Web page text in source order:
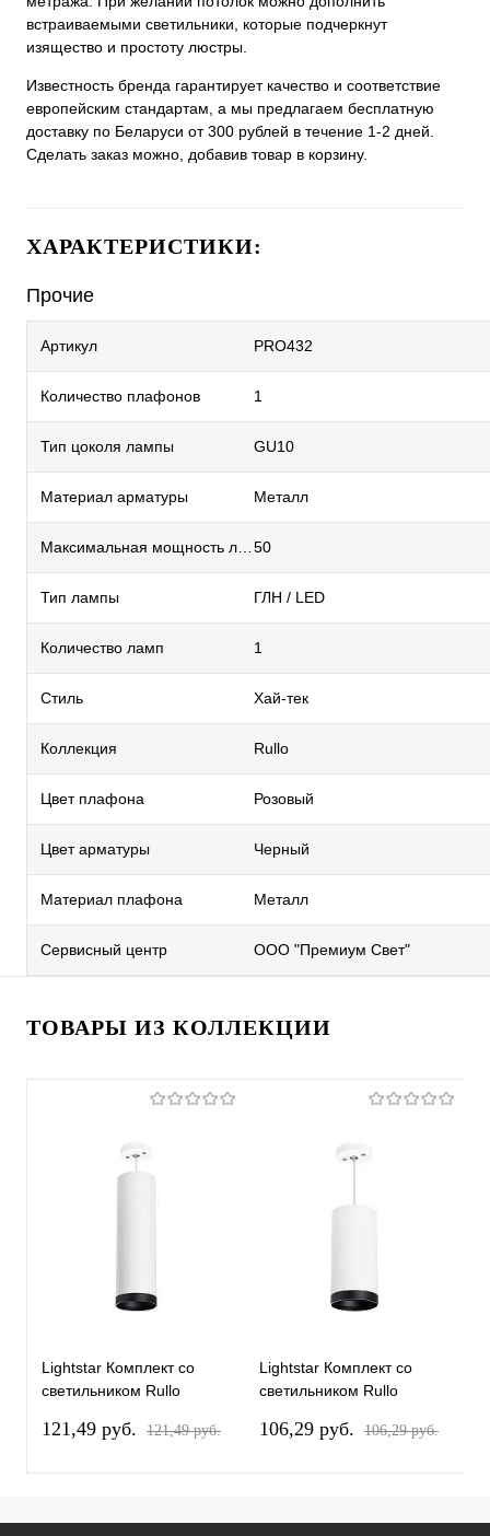
встраиваемыми светильники, которые подчеркнут
изящество и простоту люстры.
Известность бренда гарантирует качество и соответствие
европейским стандартам, а мы предлагаем бесплатную
доставку по Беларуси от 300 рублей в течение 1-2 дней.
Сделать заказ можно, добавив товар в корзину.
ХАРАКТЕРИСТИКИ:
Прочие
Артикул PRO432
Количество плафонов 1
Тип цоколя лампы GU10
Материал арматуры Металл
50
Тип лампы ГЛН / LED
Количество ламп 1
Стиль Хай-тек
Коллекция Rullo
Цвет плафона Розовый
Цвет арматуры Черный
Материал плафона Металл
Сервисный центр ООО "Премиум Свет"
ТОВАРЫ ИЗ КОЛЛЕКЦИИ
Lightstar Комплект со
светильником Rullo
121,49 pуб. 121,49 pуб.
Lightstar Комплект со
светильником Rullo
106,29 pуб. 106,29 pуб.